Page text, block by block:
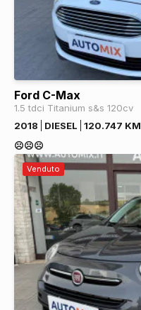
Ford C-Max
1.5 tdci Titanium s&s 120cv
2018
DIESEL 120.747 KM
☹️☹️☹️
Venduto